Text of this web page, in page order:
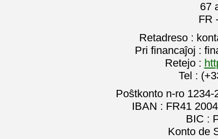
67
FR
Retadreso :
Pri financaĵoj :
Retejo :
Tel :
Poŝtkonto n-ro
IBAN : FR41
BIC :
Konto de